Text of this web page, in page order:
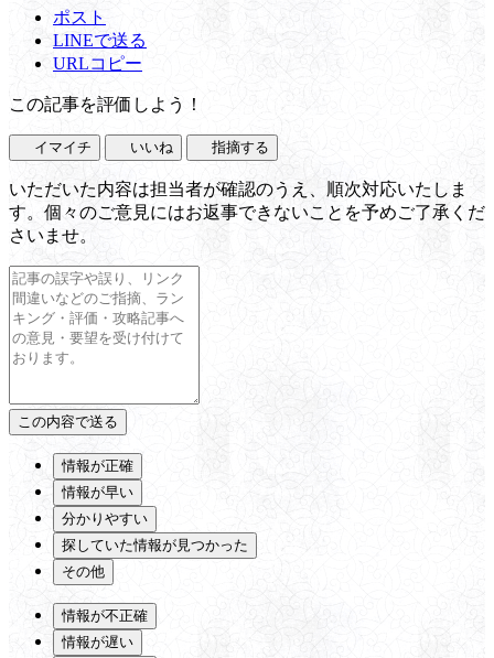
ポスト
LINEで送る
URLコピー
この記事を評価しよう！
イマイチ いいね 指摘する
いただいた内容は担当者が確認のうえ、順次対応いたしま
す。個々のご意見にはお返事できないことを予めご了承くだ
さいませ。
情報が正確
情報が早い
分かりやすい
探していた情報が見つかった
その他
情報が不正確
情報が遅い